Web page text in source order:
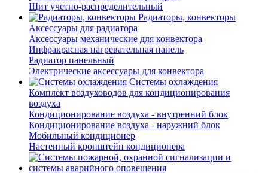
Щит учетно-распределительный
Радиаторы, конвекторы
Аксессуары для радиатора
Аксессуары механические для конвектора
Инфракрасная нагревательная панель
Радиатор панельный
Электрические аксессуары для конвектора
Системы охлаждения
Комплект воздуховодов для кондиционирования
воздуха
Кондиционирование воздуха - внутренний блок
Кондиционирование воздуха - наружний блок
Мобильный кондиционер
Настенный кронштейн кондиционера